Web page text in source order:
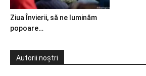
Ziua Învierii, să ne luminăm
popoare…
Autorii noștri